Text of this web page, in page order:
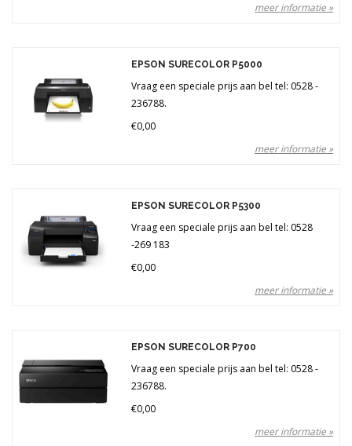
over een eigen printstudio. Hierdoor hebben wij alle kennis over Epson
inktjetprinters, software, inkt- en mediagebruik.
Ook staan hier meerdere printers in gebruik en zijn deze ook te bekijken
door onze klanten..
Daarnaast geven wij u een persoonlijk advies voor het inrichten van uw
bedrijf en het optimaliseren van uw workflow. Installatie kunnen wij
inplannen of u een offerte doen toekomen
meer informatie »
EPSON SURECOLOR P5000
Vraag een speciale prijs aan bel tel: 0528 -
236788.
€0,00
meer informatie »
EPSON SURECOLOR P5300
Vraag een speciale prijs aan bel tel: 0528
-269 183
€0,00
meer informatie »
EPSON SURECOLOR P700
Vraag een speciale prijs aan bel tel: 0528 -
236788.
€0,00
meer informatie »